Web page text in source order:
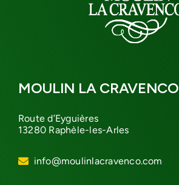
MOULIN LA CRAVENCO
Route d’Eyguières
13280 Raphèle-les-Arles
info@moulinlacravenco.com